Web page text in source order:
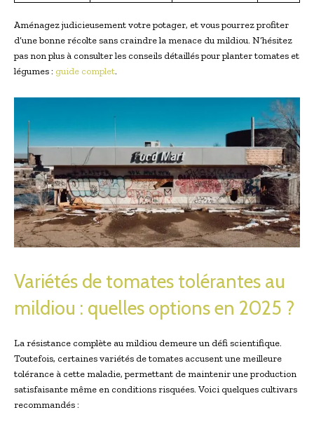
Aménagez judicieusement votre potager, et vous pourrez profiter
d’une bonne récolte sans craindre la menace du mildiou. N’hésitez
pas non plus à consulter les conseils détaillés pour planter tomates et
légumes : guide complet.
Variétés de tomates tolérantes au
mildiou : quelles options en 2025 ?
La résistance complète au mildiou demeure un défi scientifique.
Toutefois, certaines variétés de tomates accusent une meilleure
tolérance à cette maladie, permettant de maintenir une production
satisfaisante même en conditions risquées. Voici quelques cultivars
recommandés :